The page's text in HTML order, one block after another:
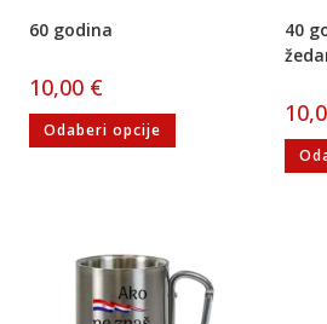
60 godina
10,00 €
Odaberi opcije
40